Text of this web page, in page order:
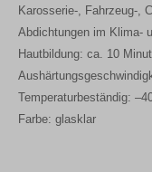
Karosserie-, Fahrzeug-,
Abdichtungen im Klima-
Hautbildung: ca. 10
Temperaturbeständig:
Farbe: glasklar